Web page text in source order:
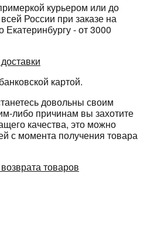
курьером или до
России при заказе на
- от 3000
картой.
довольны своим
либо причинам вы захотите
качества, это можно
с момента получения товара
товаров